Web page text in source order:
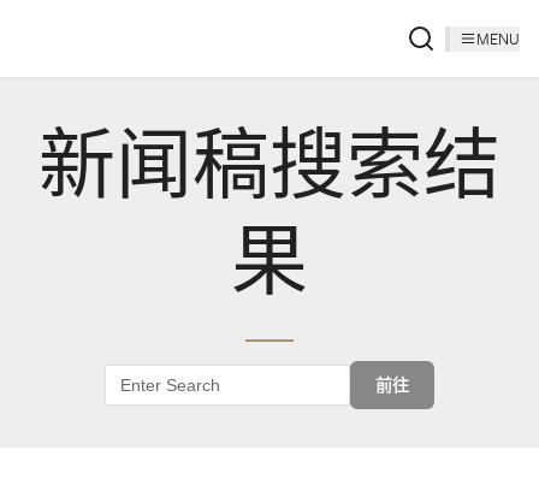
MENU
新闻稿搜索结
果
前往